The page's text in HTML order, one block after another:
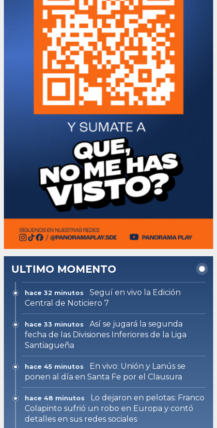
ULTIMO MOMENTO
hace 32 minutos
Seguí en vivo la Edición
Central de Noticiero 7
hace 33 minutos
Así se jugará la segunda
fecha de las Divisiones Inferiores de la Liga
Santiagueña
hace 45 minutos
En vivo: Unión y Lanús se
ponen al día en Santa Fe por el Clausura
hace 48 minutos
Lo dejaron en pelotas: Franco
Colapinto sufrió un robo en Europa y contó
detalles en sus redes sociales